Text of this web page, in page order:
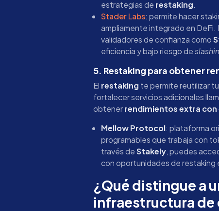
estrategias de restaking.
Stader Labs: permite hacer
ampliamente integrado en
validadores de confianza como
eficiencia y bajo riesgo de
5. Restaking para obtener
El restaking te permite reutilizar
fortalecer servicios adicionales
obtenerrendimientos extra
Mellow Protocol: plataforma
programables que trabaja con
través deStakely, puedes
con oportunidades de restaking
¿Qué distingue a
infraestructura de